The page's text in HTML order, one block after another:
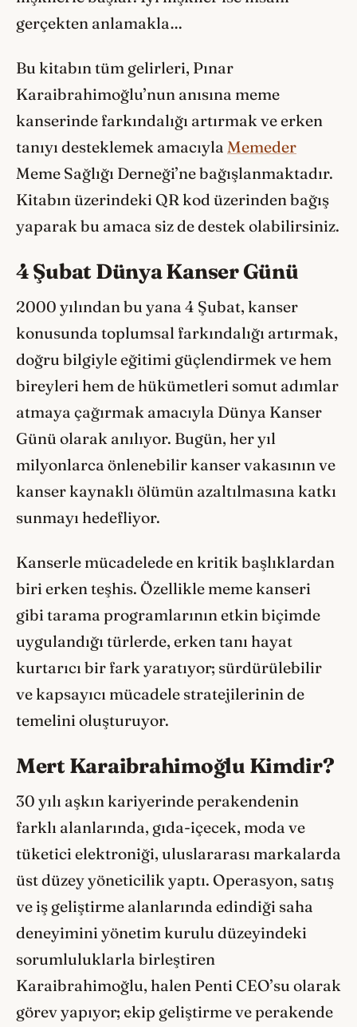
gerçekten anlamakla…
Bu kitabın tüm gelirleri, Pınar
Karaibrahimoğlu’nun anısına meme
kanserinde farkındalığı artırmak ve erken
tanıyı desteklemek amacıyla Memeder
Meme Sağlığı Derneği’ne bağışlanmaktadır.
Kitabın üzerindeki QR kod üzerinden bağış
yaparak bu amaca siz de destek olabilirsiniz.
4 Şubat Dünya Kanser Günü
2000 yılından bu yana 4 Şubat, kanser
konusunda toplumsal farkındalığı artırmak,
doğru bilgiyle eğitimi güçlendirmek ve hem
bireyleri hem de hükümetleri somut adımlar
atmaya çağırmak amacıyla Dünya Kanser
Günü olarak anılıyor. Bugün, her yıl
milyonlarca önlenebilir kanser vakasının ve
kanser kaynaklı ölümün azaltılmasına katkı
sunmayı hedefliyor.
Kanserle mücadelede en kritik başlıklardan
biri erken teşhis. Özellikle meme kanseri
gibi tarama programlarının etkin biçimde
uygulandığı türlerde, erken tanı hayat
kurtarıcı bir fark yaratıyor; sürdürülebilir
ve kapsayıcı mücadele stratejilerinin de
temelini oluşturuyor.
Mert Karaibrahimoğlu Kimdir?
30 yılı aşkın kariyerinde perakendenin
farklı alanlarında, gıda-içecek, moda ve
tüketici elektroniği, uluslararası markalarda
üst düzey yöneticilik yaptı. Operasyon, satış
ve iş geliştirme alanlarında edindiği saha
deneyimini yönetim kurulu düzeyindeki
sorumluluklarla birleştiren
Karaibrahimoğlu, halen Penti CEO’su olarak
görev yapıyor; ekip geliştirme ve perakende